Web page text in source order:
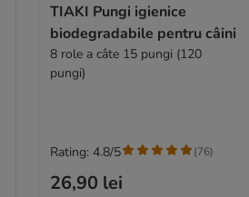
TIAKI Pungi igienice
biodegradabile pentru câini
8 role a câte 15 pungi (120
pungi)
26,90 lei
Rating: 4.8/5 (76)